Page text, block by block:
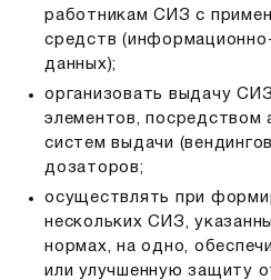
работникам СИЗ с
средств
данных);
организовать выдачу
элементов, посредством
систем выдачи
дозаторов;
осуществлять при
нескольких СИЗ,
нормах, на одно,
или улучшенную защиту